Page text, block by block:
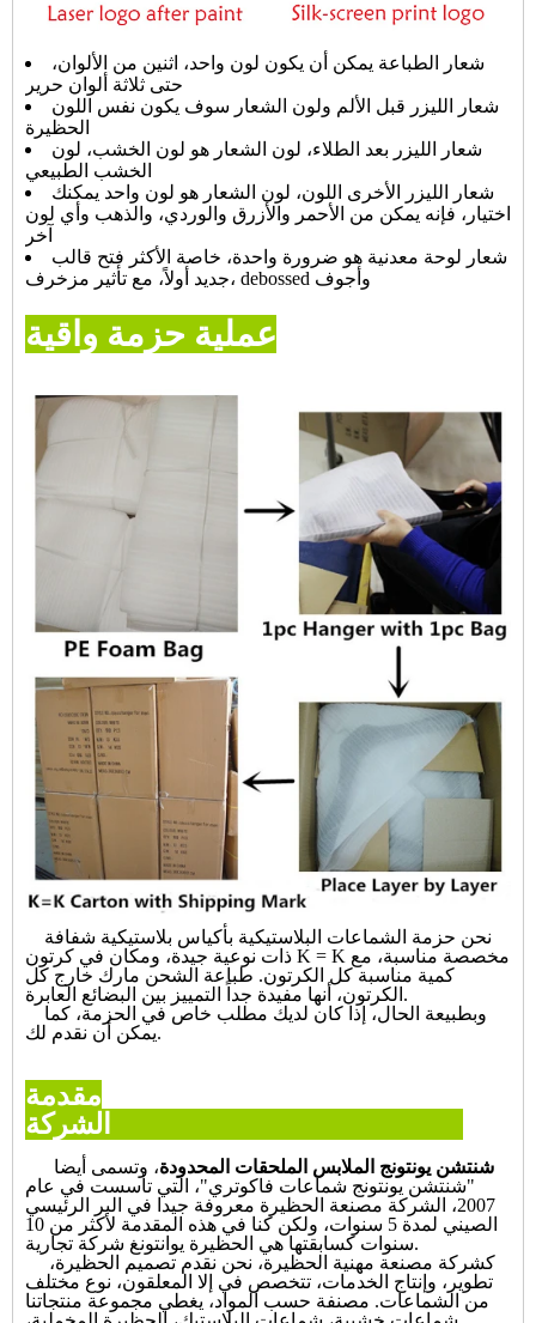
شعار الطباعة يمكن أن يكون لون واحد، اثنين من الألوان،
حتى ثلاثة ألوان حرير
شعار الليزر قبل الألم ولون الشعار سوف يكون نفس اللون
الحظيرة
شعار الليزر بعد الطلاء، لون الشعار هو لون الخشب، لون
الخشب الطبيعي
شعار الليزر الأخرى اللون، لون الشعار هو لون واحد يمكنك
اختيار، فإنه يمكن من الأحمر والأزرق والوردي، والذهب وأي لون
آخر
شعار لوحة معدنية هو ضرورة واحدة، خاصة الأكثر فتح قالب
جديد أولاً، مع تأثير مزخرف، debossed وأجوف
عملية حزمة واقية
ذات نوعية جيدة، ومكان في كرتون K = K مخصصة مناسبة، مع
كمية مناسبة كل الكرتون. طباعة الشحن مارك خارج كل
الكرتون، أنها مفيدة جداً التمييز بين البضائع العابرة.
يمكن أن نقدم لك.
مقدمة
شنتشن يونتونج الملابس الملحقات المحدودة، وتسمى أيضا
"شنتشن يونتونج شماعات فاكوتري"، التي تأسست في عام
2007، الشركة مصنعة الحظيرة معروفة جيدا في البر الرئيسي
الصيني لمدة 5 سنوات، ولكن كنا في هذه المقدمة لأكثر من 10
سنوات كسابقتها هي الحظيرة يوانتونغ شركة تجارية.
تطوير، وإنتاج الخدمات، تتخصص في إلا المعلقون، نوع مختلف
من الشماعات. مصنفة حسب المواد، يغطي مجموعة منتجاتنا